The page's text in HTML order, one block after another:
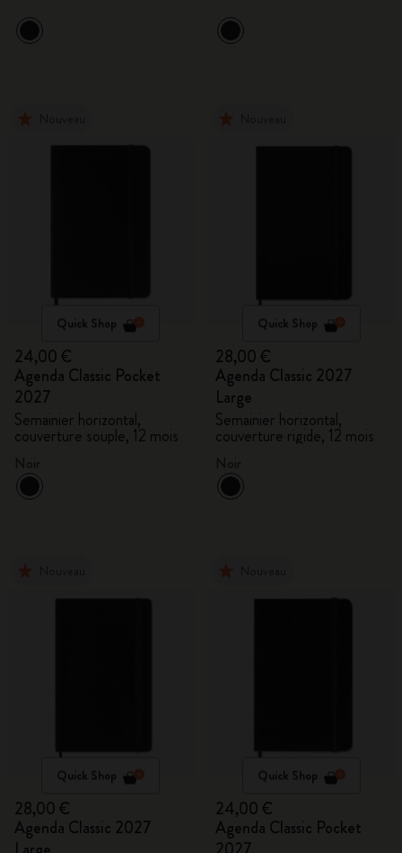
Quick Shop
24,00 €
Agenda Classic Pocket
2027
Semainier horizontal,
couverture souple, 12 mois
Quick Shop
28,00 €
Agenda Classic 2027
Large
Semainier horizontal,
couverture rigide, 12 mois
Quick Shop
28,00 €
Agenda Classic 2027
Quick Shop
24,00 €
Agenda Classic Pocket